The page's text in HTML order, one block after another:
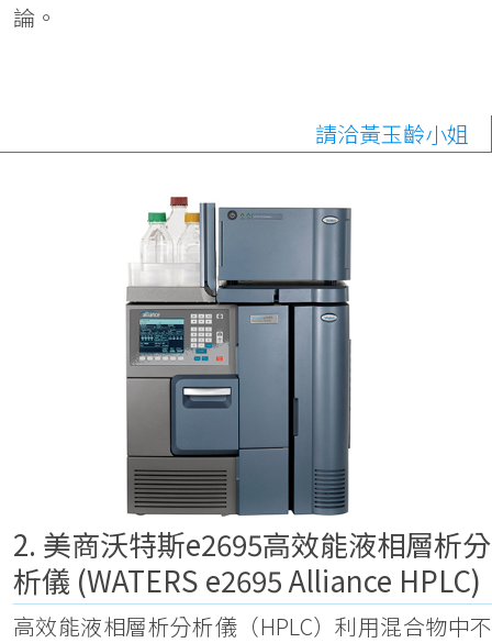
論。
請洽黃玉齡小姐
2. 美商沃特斯e2695高效能液相層析分
析儀 (WATERS e2695 Alliance HPLC)
高效能液相層析分析儀（HPLC）利用混合物中不